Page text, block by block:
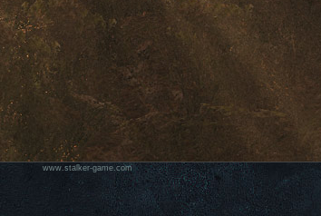
www.stalker-game.com